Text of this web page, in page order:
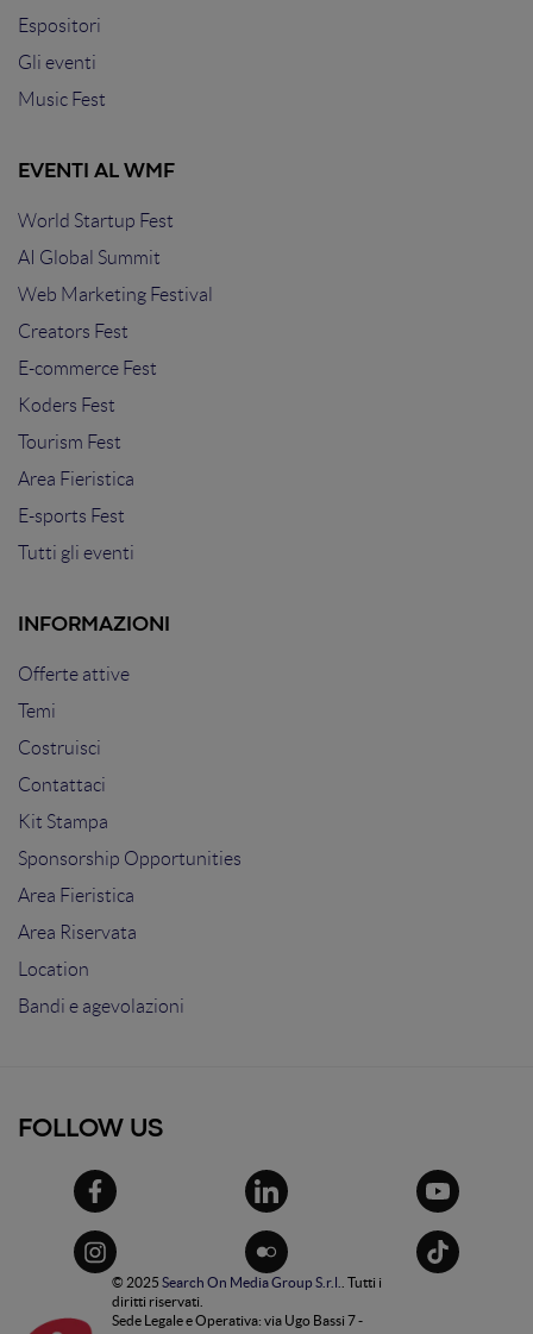
Espositori
Gli eventi
Music Fest
EVENTI AL WMF
World Startup Fest
AI Global Summit
Web Marketing Festival
Creators Fest
E-commerce Fest
Koders Fest
Tourism Fest
Area Fieristica
E-sports Fest
Tutti gli eventi
INFORMAZIONI
Offerte attive
Temi
Costruisci
Contattaci
Kit Stampa
Sponsorship Opportunities
Area Fieristica
Area Riservata
Location
Bandi e agevolazioni
FOLLOW US
© 2025 Search On Media Group S.r.l.
. Tutti i
diritti riservati.
Sede Legale e Operativa: via Ugo Bassi 7 -